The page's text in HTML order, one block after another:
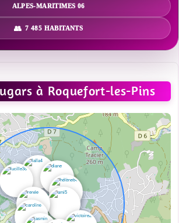
ALPES-MARITIMES 06
7 485 HABITANTS
à Roquefort-les-Pins